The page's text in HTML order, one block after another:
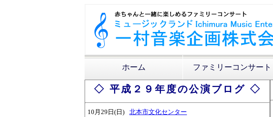
ホーム ファミリーコンサート
◇ 平成２９年度の公演ブログ ◇
10月29日(日)
北本市文化センター